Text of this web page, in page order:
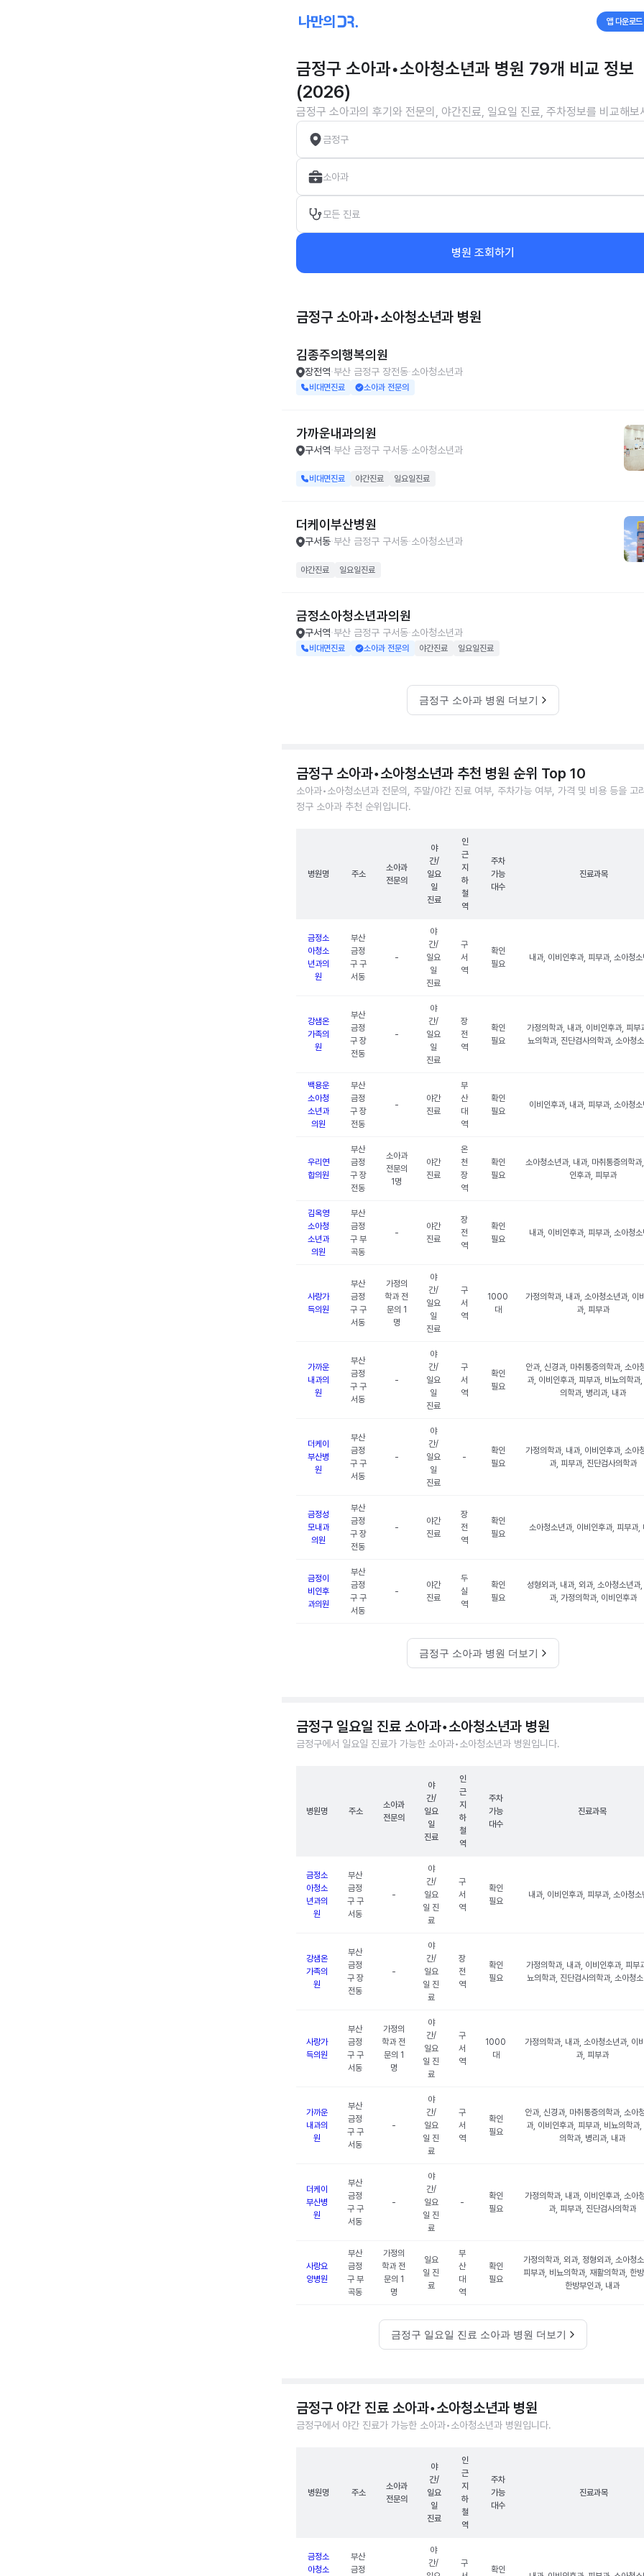
앱 다운로드
금정구 소아과•소아청소년과 병원 79개 비교 정보
(2026)
금정구 소아과의 후기와 전문의, 야간진료, 일요일 진료, 주차정보를 비교해보
금정구
소아과
모든 진료
병원 조회하기
금정구 소아과•소아청소년과 병원
김종주의행복의원
장전역 부산 금정구 장전동 소아청소년과
비대면진료 소아과 전문의
가까운내과의원
구서역 부산 금정구 구서동 소아청소년과
비대면진료 야간진료 일요일진료
더케이부산병원
구서동 부산 금정구 구서동 소아청소년과
야간진료 일요일진료
금정소아청소년과의원
구서역 부산 금정구 구서동 소아청소년과
비대면진료 소아과 전문의 야간진료 일요일진료
금정구 소아과 병원 더보기
금정구 소아과•소아청소년과 추천 병원 순위 Top 10
소아과•소아청소년과 전문의, 주말/야간 진료 여부, 주차가능 여부, 가격 및 비용 등을 고
정구 소아과 추천 순위입니다.
병원명 주소
소아과
전문의
야
간/
일요
일
진료
인
근
지
하
철
역
주차
가능
대수
진료과목
금정소
아청소
년과의
원
부산
금정
구 구
서동
-
야
간/
일요
일
진료
구
서
역
확인
필요
내과, 이비인후과, 피부과, 소아청
강샘온
가족의
원
부산
금정
구 장
전동
-
야
간/
일요
일
진료
장
전
역
확인
필요
가정의학과, 내과, 이비인후과, 피부
뇨의학과, 진단검사의학과, 소아청
백용운
소아청
소년과
의원
부산
금정
구 장
전동
-
야간
진료
부
산
대
역
확인
필요
이비인후과, 내과, 피부과, 소아청
우리연
합의원
부산
금정
구 장
전동
소아과
전문의
1명
야간
진료
온
천
장
역
확인
필요
소아청소년과, 내과, 마취통증의학과
인후과, 피부과
김옥영
소아청
소년과
의원
부산
금정
구 부
곡동
-
야간
진료
장
전
역
확인
필요
내과, 이비인후과, 피부과, 소아청
사랑가
득의원
부산
금정
구 구
서동
가정의
학과 전
문의 1
명
야
간/
일요
일
진료
구
서
역
1000
대
가정의학과, 내과, 소아청소년과, 이
과, 피부과
가까운
내과의
원
부산
금정
구 구
서동
-
야
간/
일요
일
진료
구
서
역
확인
필요
안과, 신경과, 마취통증의학과, 소아
과, 이비인후과, 피부과, 비뇨의학과
의학과, 병리과, 내과
더케이
부산병
원
부산
금정
구 구
서동
-
야
간/
일요
일
진료
-
확인
필요
가정의학과, 내과, 이비인후과, 소아
과, 피부과, 진단검사의학과
금정성
모내과
의원
부산
금정
구 장
전동
-
야간
진료
장
전
역
확인
필요
소아청소년과, 이비인후과, 피부과,
금정이
비인후
과의원
부산
금정
구 구
서동
-
야간
진료
두
실
역
확인
필요
성형외과, 내과, 외과, 소아청소년과
과, 가정의학과, 이비인후과
금정구 소아과 병원 더보기
금정구 일요일 진료 소아과•소아청소년과 병원
금정구에서 일요일 진료가 가능한 소아과•소아청소년과 병원입니다.
병원명 주소
소아과
전문의
야
간/
일요
일
진료
인
근
지
하
철
역
주차
가능
대수
진료과목
금정소
아청소
년과의
원
부산
금정
구 구
서동
-
야
간/
일요
일 진
료
구
서
역
확인
필요
내과, 이비인후과, 피부과, 소아청소
강샘온
가족의
원
부산
금정
구 장
전동
-
야
간/
일요
일 진
료
장
전
역
확인
필요
가정의학과, 내과, 이비인후과, 피부
뇨의학과, 진단검사의학과, 소아청
사랑가
득의원
부산
금정
구 구
서동
가정의
학과 전
문의 1
명
야
간/
일요
일 진
료
구
서
역
1000
대
가정의학과, 내과, 소아청소년과, 이
과, 피부과
가까운
내과의
원
부산
금정
구 구
서동
-
야
간/
일요
일 진
료
구
서
역
확인
필요
안과, 신경과, 마취통증의학과, 소아
과, 이비인후과, 피부과, 비뇨의학과,
의학과, 병리과, 내과
더케이
부산병
원
부산
금정
구 구
서동
-
야
간/
일요
일 진
료
-
확인
필요
가정의학과, 내과, 이비인후과, 소아
과, 피부과, 진단검사의학과
사랑요
양병원
부산
금정
구 부
곡동
가정의
학과 전
문의 1
명
일요
일 진
료
부
산
대
역
확인
필요
가정의학과, 외과, 정형외과, 소아청
피부과, 비뇨의학과, 재활의학과, 한
한방부인과, 내과
금정구 일요일 진료 소아과 병원 더보기
금정구 야간 진료 소아과•소아청소년과 병원
금정구에서 야간 진료가 가능한 소아과•소아청소년과 병원입니다.
병원명 주소
소아과
전문의
야
간/
일요
일
진료
인
근
지
하
철
역
주차
가능
대수
진료과목
금정소
아청소
부산
금정
야
간/
구
확인